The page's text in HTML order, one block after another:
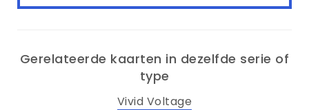
Gerelateerde kaarten in dezelfde serie of
type
Vivid Voltage